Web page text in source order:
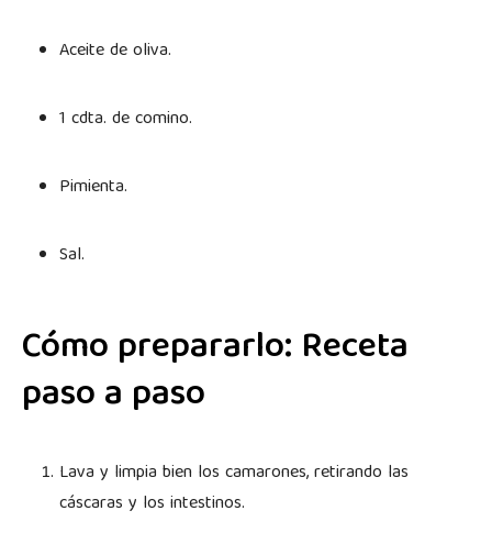
Aceite de oliva.
1 cdta. de comino.
Pimienta.
Sal.
Cómo prepararlo: Receta
paso a paso
Lava y limpia bien los camarones, retirando las
cáscaras y los intestinos.